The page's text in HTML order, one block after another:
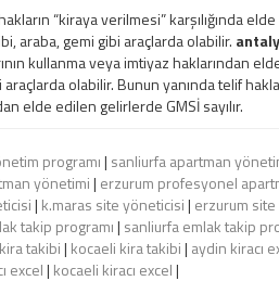
“kiraya verilmesi” karşılığında
araba, gemi gibi araçlarda olabilir.
kullanma veya imtiyaz haklarından
olabilir. Bunun yanında telif
elde edilen gelirlerde GMSİ sayılır.
programı| sanliurfa apartman
yönetimi| erzurum profesyonel
| k.maras site yöneticisi| erzurum
takip programı| sanliurfa emlak takip
takibi| kocaeli kira takibi| aydin kiracı
excel| kocaeli kiracı excel|